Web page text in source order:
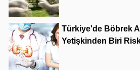
Türkiye'de Böbrek
Yetişkinden Biri